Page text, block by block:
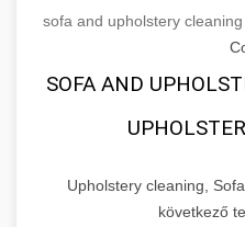
sofa and upholstery cleaning
SOFA AND
Upholstery cleaning,
következő